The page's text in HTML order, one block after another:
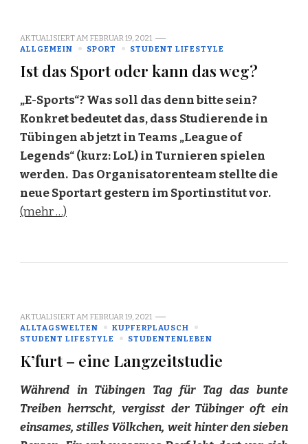
AKTUALISIERT AM FEBRUAR 19, 2021
ALLGEMEIN
SPORT STUDENT LIFESTYLE
Ist das Sport oder kann das weg?
„E-Sports“? Was soll das denn bitte sein?
Konkret bedeutet das, dass Studierende in
Tübingen ab jetzt in Teams „League of
Legends“ (kurz: LoL) in Turnieren spielen
werden. Das Organisatorenteam stellte die
neue Sportart gestern im Sportinstitut vor.
(mehr …)
AKTUALISIERT AM FEBRUAR 19, 2021
ALLTAGSWELTEN
KUPFERPLAUSCH
STUDENT LIFESTYLE
STUDENTENLEBEN
K’furt – eine Langzeitstudie
Während in Tübingen Tag für Tag das bunte
Treiben herrscht, vergisst der Tübinger oft ein
einsames, stilles Völkchen, weit hinter den sieben